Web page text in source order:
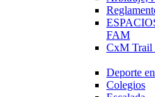
FAM
CxM
Deporte
Colegios